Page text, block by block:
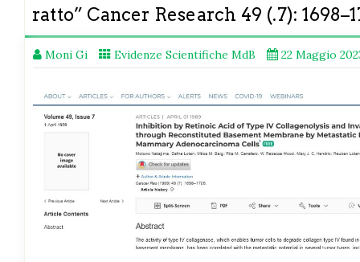
ratto” Cancer Research 49 (.7):
Moni Gi Evidenze Scientifiche MdB 22 Maggio